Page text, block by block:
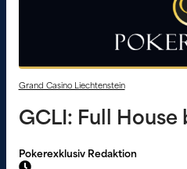
Grand Casino Liechtenstein
GCLI: Full
Pokerexklusiv Redaktion